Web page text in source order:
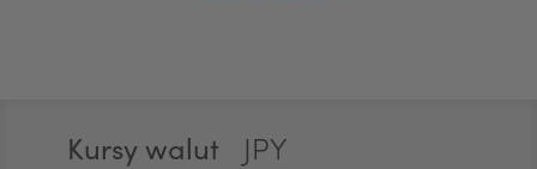
Kursy walut JPY